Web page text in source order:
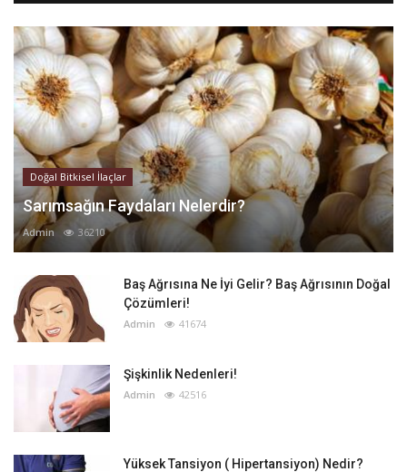
Doğal Bitkisel İlaçlar
Sarımsağın Faydaları Nelerdir?
Admin 36210
Baş Ağrısına Ne İyi Gelir? Baş Ağrısının Doğal
Çözümleri!
Admin 41674
Şişkinlik Nedenleri!
Admin 42516
Yüksek Tansiyon ( Hipertansiyon) Nedir?